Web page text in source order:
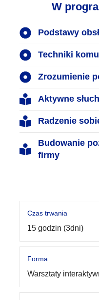
W
Podstawy
Techniki
Zrozumienie
Aktywne
Radzenie
Budowanie
firmy
Czas trwania
15 godzin (3dni)
Forma
Warsztaty